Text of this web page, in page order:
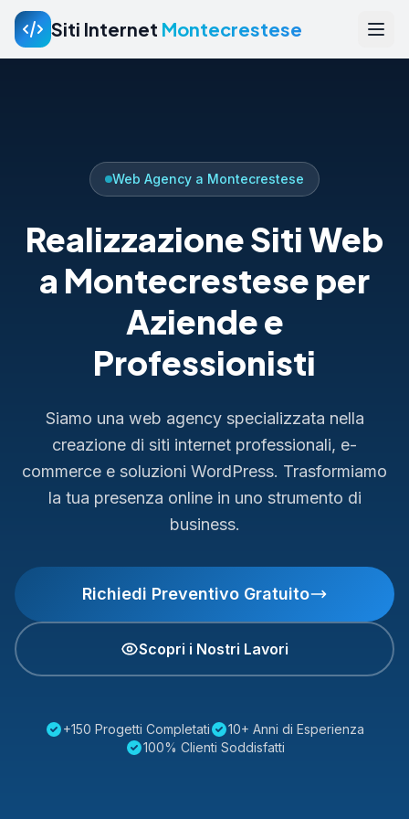
Siti Internet Montecrestese
Web Agency a Montecrestese
Realizzazione Siti Web
a Montecrestese per
Aziende e
Professionisti
Siamo una web agency specializzata nella
creazione di siti internet professionali, e-
commerce e soluzioni WordPress. Trasformiamo
la tua presenza online in uno strumento di
business.
Richiedi Preventivo Gratuito
Scopri i Nostri Lavori
+150 Progetti Completati
10+ Anni di Esperienza
100% Clienti Soddisfatti